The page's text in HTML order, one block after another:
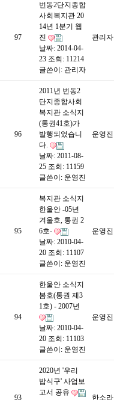
97
번동2단지종합
사회복지관 20
14년 1분기 웹
진
날짜: 2014-04-
23 조회: 11214
글쓴이: 관리자
관리자
96
2011년 번동2
단지종합사회
복지관 소식지
(통권41호)가
발행되었습니
다.
날짜: 2011-08-
25 조회: 11159
글쓴이: 운영진
운영진
95
복지관 소식지
한울안 -05년
겨울호, 통권 2
6호-
날짜: 2010-04-
20 조회: 11107
글쓴이: 운영진
운영진
94
한울안 소식지
봄호(통권 제3
1호) - 2007년
날짜: 2010-04-
20 조회: 11103
글쓴이: 운영진
운영진
93
2020년 '우리
밥식구' 사업보
고서 공유
한소라